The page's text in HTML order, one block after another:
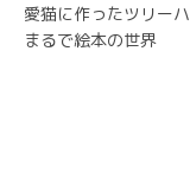
愛猫に作ったツリー
まるで絵本の世界